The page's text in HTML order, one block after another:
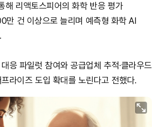
해 리액토스피어의 화학 반응 평가
만 건 이상으로 늘리며 예측형 화학 AI
응 파일럿 참여와 공급업체 추적·클라우드
라이즈 도입 확대를 노린다고 전했다.